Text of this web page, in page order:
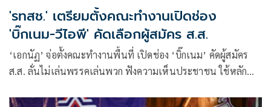
'รทสช.' เตรียมตั้งคณะทำงานเปิดช่อง
'บิ๊กเนม-วีไอพี' คัดเลือกผู้สมัคร ส.ส.
‘เอกนัฏ’ จ่อตั้งคณะทำงานพื้นที่ เปิดช่อง ‘บิ๊กเนม’ คัดผู้สมัคร
ส.ส. ลั่นไม่เล่นพรรคเล่นพวก ฟังความเห็นประชาชน ใช้หลัก